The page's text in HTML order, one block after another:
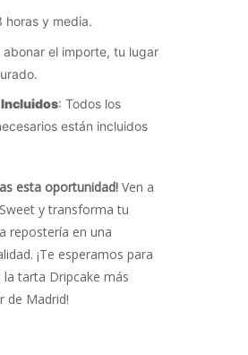
horas y media.
abonar el importe, tu lugar
: Todos los
están incluidos
esta oportunidad! Ven a
y transforma tu
repostería en una
¡Te esperamos para
tarta Dripcake más
de Madrid!